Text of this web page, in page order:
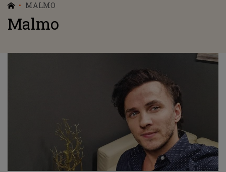
MALMO
Malmo